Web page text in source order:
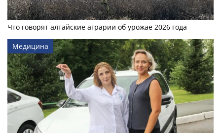
Что говорят алтайские аграрии об урожае 2026 года
Медицина